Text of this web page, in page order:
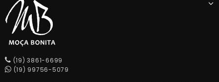
(19) 3861-6699
(19) 99756-5079